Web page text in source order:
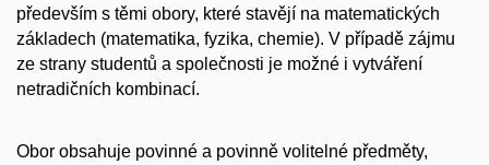
především s těmi obory, které stavějí na matematických
základech (matematika, fyzika, chemie). V případě zájmu
ze strany studentů a společnosti je možné i vytváření
netradičních kombinací.
Obor obsahuje povinné a povinně volitelné předměty,